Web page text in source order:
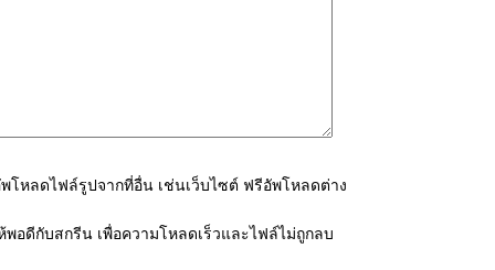
โหลดไฟล์รูปจากที่อื่น เช่นเว็บไซต์ ฟรีอัพโหลดต่าง
อดีกับสกรีน เพื่อความโหลดเร็วและไฟล์ไม่ถูกลบ